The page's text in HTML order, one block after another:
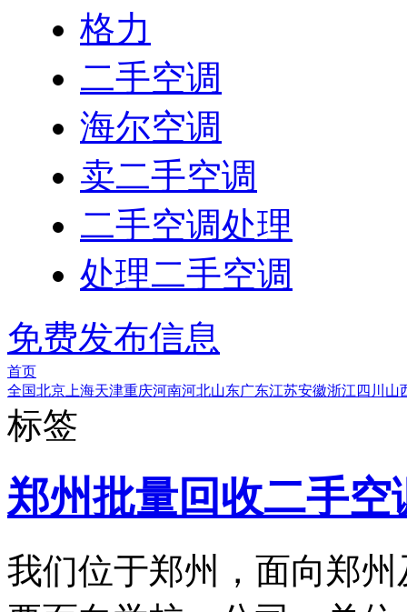
格力
二手空调
海尔空调
卖二手空调
二手空调处理
处理二手空调
免费发布信息
首页
全国北京 上海天津重庆河南河北山东广东江苏安徽浙江 四川 山
标签
郑州批量回收二手空
我们位于郑州，面向郑